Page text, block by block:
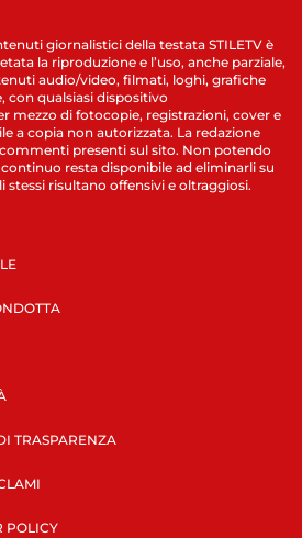
giornalistici della testata STILETV è
la riproduzione e l’uso, anche parziale,
audio/video, filmati, loghi, grafiche
con qualsiasi dispositivo
mezzo di fotocopie, registrazioni, cover e
a copia non autorizzata. La redazione
presenti sul sito. Non potendo
resta disponibile ad eliminarli su
stessi risultano offensivi e oltraggiosi.
TRASPARENZA
POLICY